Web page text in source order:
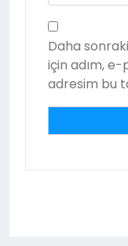
Daha
için adım,
adresim bu